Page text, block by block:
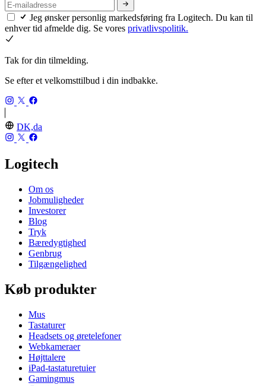
Jeg ønsker personlig markedsføring fra Logitech. Du kan til
enhver tid afmelde dig. Se vores privatlivspolitik.
Tak for din tilmelding.
Se efter et velkomsttilbud i din indbakke.
DK,da
Logitech
Om os
Jobmuligheder
Investorer
Blog
Tryk
Bæredygtighed
Genbrug
Tilgængelighed
Køb produkter
Mus
Tastaturer
Headsets og øretelefoner
Webkameraer
Højttalere
iPad-tastaturetuier
Gamingmus